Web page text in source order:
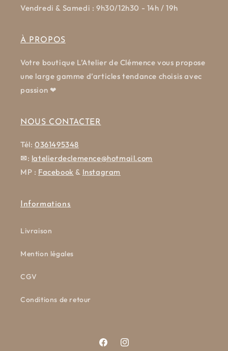
Vendredi & Samedi : 9h30/12h30 - 14h / 19h
À PROPOS
Votre boutique L’Atelier de Clémence vous propose
une large gamme d’articles tendance choisis avec
passion ❤
NOUS CONTACTER
Tél:0361495348
✉: latelierdeclemence@hotmail.com
MP : Facebook & Instagram
Informations
Livraison
Mention légales
CGV
Conditions de retour
FacebookInstagram